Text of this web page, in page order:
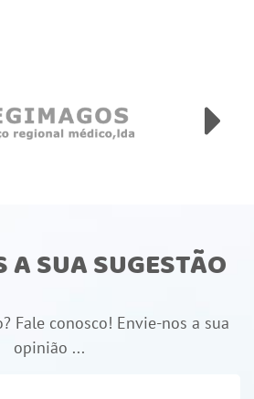
A SUA SUGESTÃO
Fale conosco! Envie-nos a sua
opinião ...